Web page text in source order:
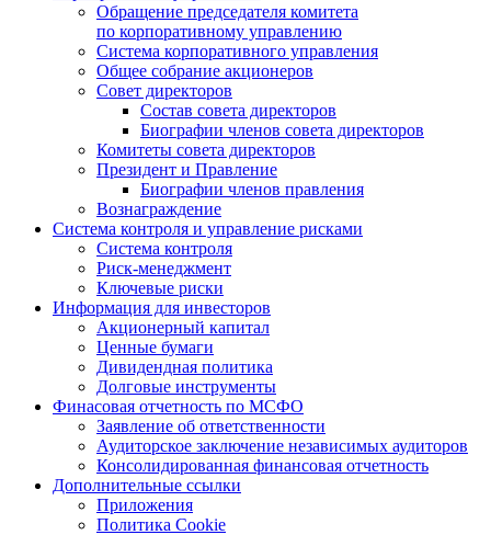
Обращение председателя комитета
по корпоративному управлению
Система корпоративного управления
Общее собрание акционеров
Совет директоров
Состав совета директоров
Биографии членов совета директоров
Комитеты совета директоров
Президент и Правление
Биографии членов правления
Вознаграждение
Система контроля и управление рисками
Система контроля
Риск-менеджмент
Ключевые риски
Информация для инвесторов
Акционерный капитал
Ценные бумаги
Дивидендная политика
Долговые инструменты
Финасовая отчетность по МСФО
Заявление об ответственности
Аудиторское заключение независимых аудиторов
Консолидированная финансовая отчетность
Дополнительные ссылки
Приложения
Политика Cookie